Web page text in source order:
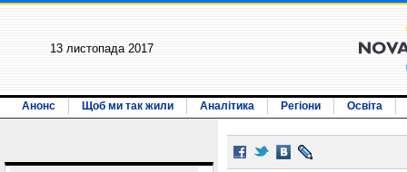
13 листопада 2017
Анонс Щоб ми так жили Аналітика Регіони Освіта